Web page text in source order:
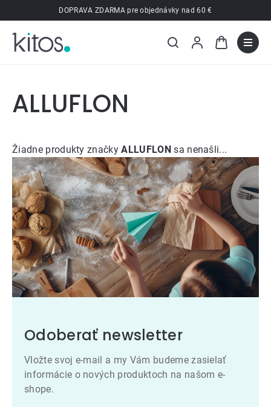
na
obsah
DOPRAVA ZDARMA pre objednávky nad 60 €
ALLUFLON
Žiadne produkty značkyALLUFLONsa nenašli...
Odoberať newsletter
Vložte svoj e-mail a my Vám budeme zasielať
informácie o nových produktoch na našom e-
shope.